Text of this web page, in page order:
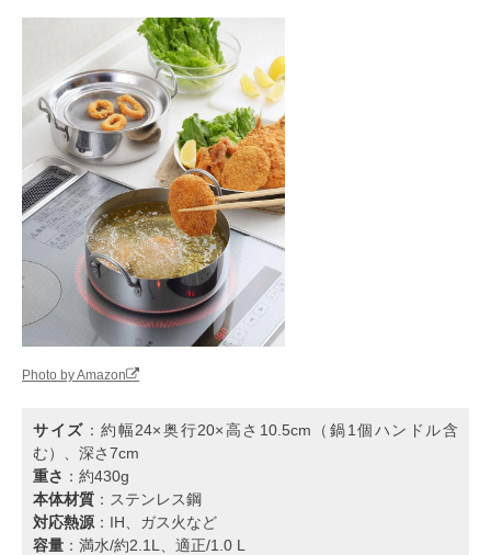
Photo by Amazon
サイズ ：約幅24×奥行20×高さ10.5cm（鍋1個ハンドル含
む）、深さ7cm
重さ ：約430g
本体材質 ：ステンレス鋼
対応熱源 ：IH、ガス火など
容量 ：満水/約2.1L、適正/1.0 L